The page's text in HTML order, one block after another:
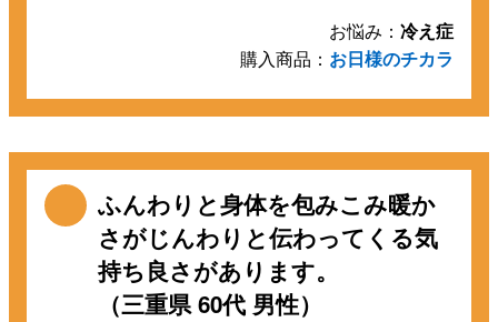
お悩み： 冷え症
購入商品： お日様のチカラ
ふんわりと身体を包みこみ暖か
さがじんわりと伝わってくる気
持ち良さがあります。
（三重県 60代 男性）